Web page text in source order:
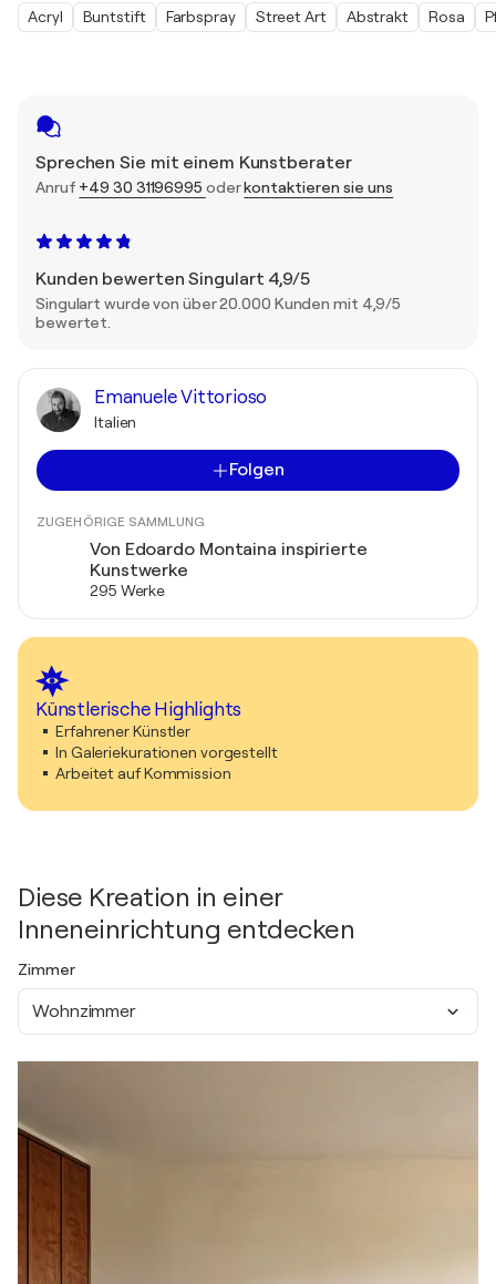
Sprechen Sie mit einem Kunstberater
Anruf +49 30 31196995 oderkontaktieren sie uns
Kunden bewerten Singulart 4,9/5
Singulart wurde von über 20.000 Kunden mit 4,9/5
bewertet.
Emanuele Vittorioso
Italien
Folgen
ZUGEHÖRIGE SAMMLUNG
Von Edoardo Montaina inspirierte
Kunstwerke
295 Werke
Künstlerische Highlights
Erfahrener Künstler
In Galeriekurationen vorgestellt
Arbeitet auf Kommission
Diese Kreation in einer
Inneneinrichtung entdecken
Zimmer
Wohnzimmer
Acryl Buntstift Farbspray Street Art Abstrakt Rosa